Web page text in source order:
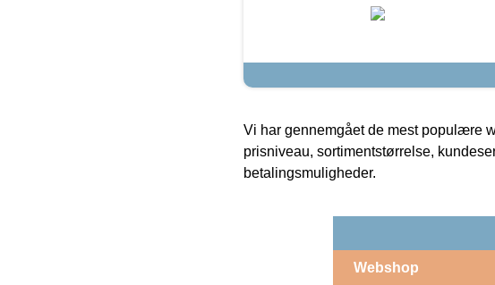
Vi har gennemgået de mest populære
prisniveau, sortimentstørrelse,
betalingsmuligheder.
Webshop